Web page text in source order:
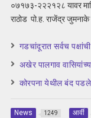
०७१७३-२२२१२८ यावर
राठोड पो.ह. राजेंद्र
गडचांदूरात सर्वच
अखेर पालगाव
कोरपना येथील बंद
News 1249 आर्वी